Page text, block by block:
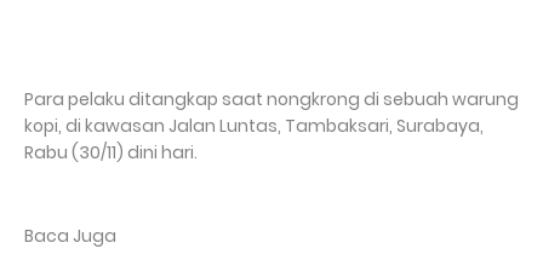
Para pelaku ditangkap saat nongkrong di sebuah warung
kopi, di kawasan Jalan Luntas, Tambaksari, Surabaya,
Rabu (30/11) dini hari.
Baca Juga